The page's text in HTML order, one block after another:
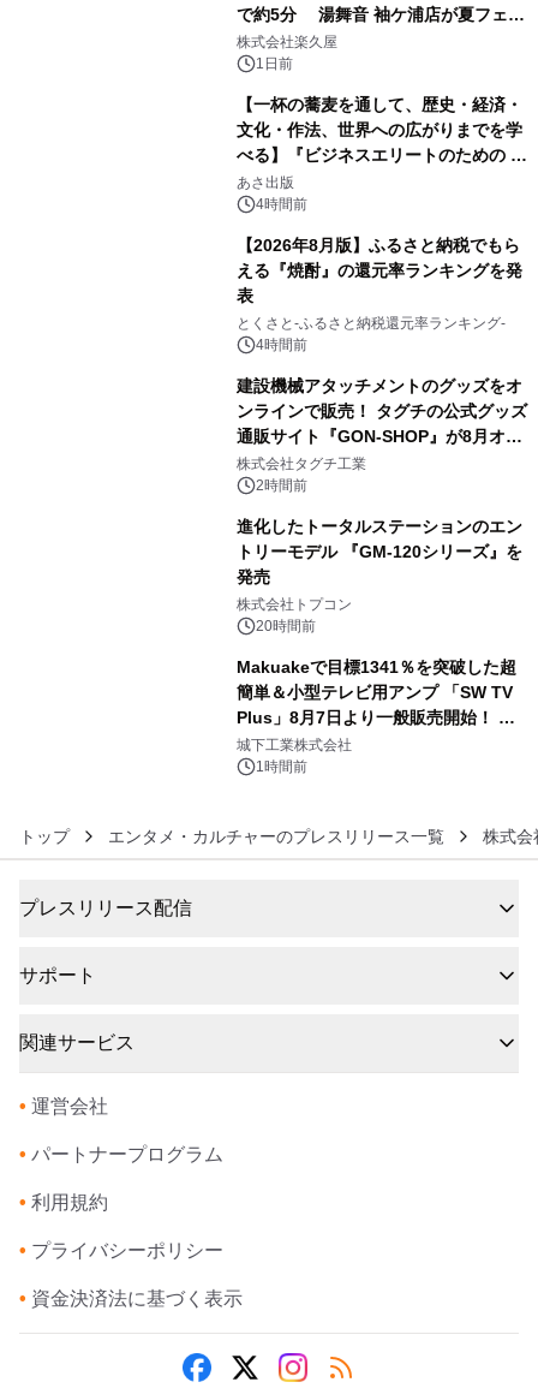
で約5分 湯舞音 袖ケ浦店が夏フェア
メニューを提供
株式会社楽久屋
1日前
【一杯の蕎麦を通して、歴史・経済・
文化・作法、世界への広がりまでを学
べる】『ビジネスエリートのための 教
養としての蕎麦』2026年8月25日
（火）発売
あさ出版
4時間前
【2026年8月版】ふるさと納税でもら
える『焼酎』の還元率ランキングを発
表
とくさと-ふるさと納税還元率ランキング-
4時間前
建設機械アタッチメントのグッズをオ
ンラインで販売！ タグチの公式グッズ
通販サイト『GON-SHOP』が8月オー
プン
株式会社タグチ工業
2時間前
進化したトータルステーションのエン
トリーモデル 『GM-120シリーズ』を
発売
株式会社トプコン
20時間前
Makuakeで目標1341％を突破した超
簡単＆小型テレビ用アンプ 「SW TV
Plus」8月7日より一般販売開始！ ケ
ーブル1本つなぐだけ、テレビの音が
ぐっと豊かに
城下工業株式会社
1時間前
トップ エンタメ・カルチャーのプレスリリース一覧 株式会
プレスリリース配信
サポート
関連サービス
• 運営会社
• パートナープログラム
• 利用規約
• プライバシーポリシー
• 資金決済法に基づく表示